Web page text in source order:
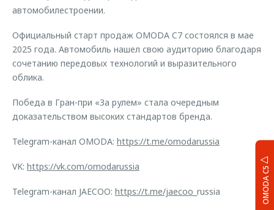
OMODA C5
автомобилестроении.
Официальный старт продаж OMODA C7 состоялся в мае
2025 года. Автомобиль нашел свою аудиторию благодаря
сочетанию передовых технологий и выразительного
облика.
Победа в Гран-при «За рулем» стала очередным
доказательством высоких стандартов бренда.
Telegram-канал OMODA: https://t.me/omodarussia
VK: https://vk.com/omodarussia
Telegram-канал JAECOO: https://t.me/jaecoo _russia